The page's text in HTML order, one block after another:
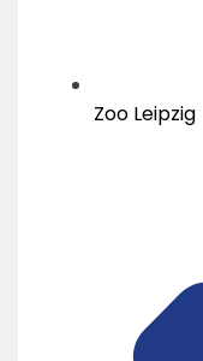
Zoo Leipzig